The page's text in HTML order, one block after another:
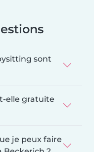
sont
elle gratuite
je peux faire